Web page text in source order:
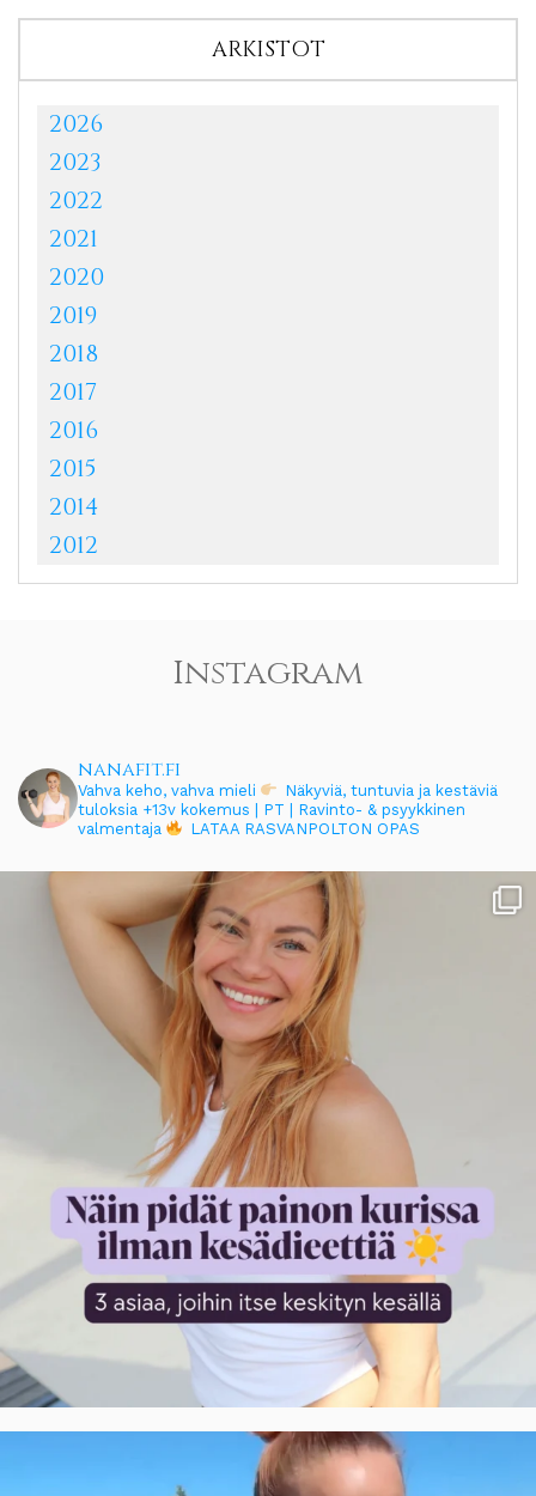
ARKISTOT
2026
2023
2022
2021
2020
2019
2018
2017
2016
2015
2014
2012
Instagram
nanafit.fi
Vahva keho, vahva mieli
Näkyviä, tuntuvia ja kestäviä
tuloksia +13v kokemus | PT | Ravinto- & psyykkinen
valmentaja
LATAA RASVANPOLTON OPAS